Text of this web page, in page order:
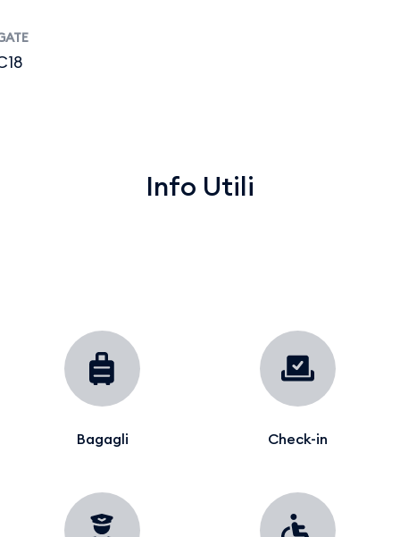
Info Utili
Bagagli Check-in